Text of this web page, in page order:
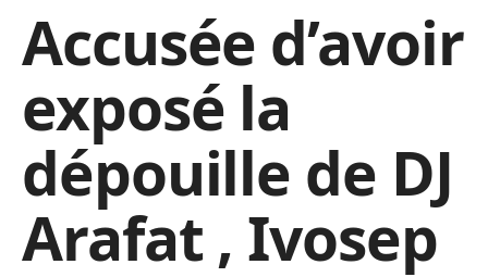
Accusée d’avoir
exposé la
dépouille de DJ
Arafat , Ivosep